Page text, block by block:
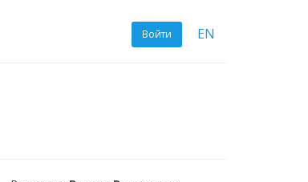
Войти EN